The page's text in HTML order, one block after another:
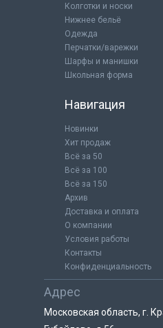
Колготки и носки
Нижнее бельё
Одежда
Перчатки/варежки
Шарфы и манишки
Школьная форма
Навигация
Новинки
Хит продаж
Всё за 50
Всё за 100
Всё за 150
Архив
Доставка и оплата
О компании
Условия работы
Контакты
Конфиденциальность
Адрес
Московская область, г.